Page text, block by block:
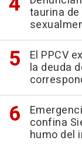
taurina
El PPCV
la deuda
confina
humo del